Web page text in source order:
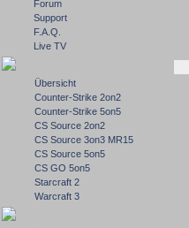
Forum
Support
F.A.Q.
Live TV
Übersicht
Counter-Strike 2on2
Counter-Strike 5on5
CS Source 2on2
CS Source 3on3 MR15
CS Source 5on5
CS GO 5on5
Starcraft 2
Warcraft 3